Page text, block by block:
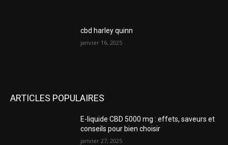
cbd harley quinn
janvier 16, 2025
ARTICLES POPULAIRES
E-liquide CBD 5000 mg : effets, saveurs et
conseils pour bien choisir
janvier 27, 2025